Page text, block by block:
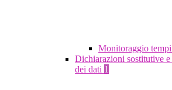
Monitoraggio
Dichiarazioni sostitutive
dei dati 1